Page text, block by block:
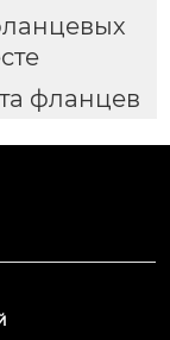
фланцев